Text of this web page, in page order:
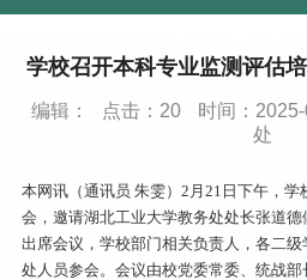
学校召开本科专业监测评估
编辑： 点击： 20 时间：
处
本网讯（通讯员 朱雯）2月21日下午，学
会，邀请湖北工业大学教务处处长张道
出席会议，学校部门相关负责人，各二
处人员参会。会议由校党委常委、统战部